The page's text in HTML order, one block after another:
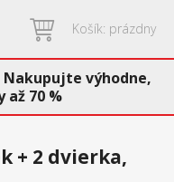
Košík: prázdny
výhodne,
až 70 %
+ 2 dvierka,